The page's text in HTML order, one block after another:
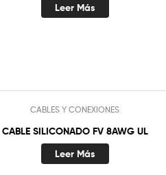
Leer Más
CABLES Y CONEXIONES
CABLE SILICONADO FV 8AWG UL
Leer Más